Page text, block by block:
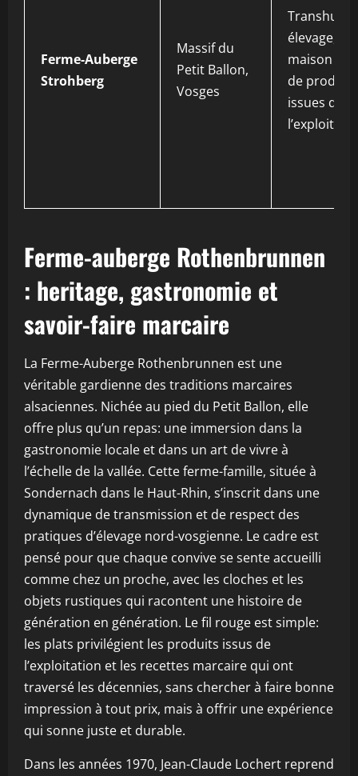
Ferme-Auberge
Strohberg
Massif du
Petit Ballon,
Vosges
élevage,
maison à
de
issues de
Ferme-auberge Rothenbrunnen
: heritage, gastronomie et
savoir-faire marcaire
La Ferme-Auberge Rothenbrunnen est une
véritable gardienne des traditions marcaires
alsaciennes. Nichée au pied du Petit Ballon, elle
offre plus qu’un repas: une immersion dans la
gastronomie locale et dans un art de vivre à
l’échelle de la vallée. Cette ferme-famille, située à
Sondernach dans le Haut-Rhin, s’inscrit dans une
dynamique de transmission et de respect des
pratiques d’élevage nord-vosgienne. Le cadre est
pensé pour que chaque convive se sente accueilli
comme chez un proche, avec les cloches et les
objets rustiques qui racontent une histoire de
génération en génération. Le fil rouge est simple:
les plats privilégient les produits issus de
l’exploitation et les recettes marcaire qui ont
traversé les décennies, sans chercher à faire bonne
impression à tout prix, mais à offrir une expérience
qui sonne juste et durable.
Dans les années 1970, Jean-Claude Lochert reprend